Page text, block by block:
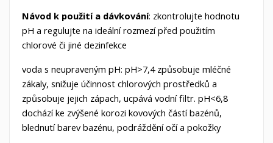
Návod k použití a dávkování: zkontrolujte hodnotu
pH a regulujte na ideální rozmezí před použitím
chlorové či jiné dezinfekce
voda s neupraveným pH: pH>7,4 způsobuje mléčné
zákaly, snižuje účinnost chlorových prostředků a
způsobuje jejich zápach, ucpává vodní filtr. pH<6,8
dochází ke zvýšené korozi kovových částí bazénů,
blednutí barev bazénu, podráždění očí a pokožky